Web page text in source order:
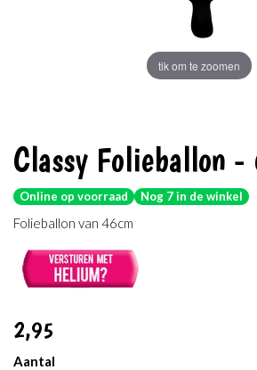
tik om te zoomen
Classy Folieballon
Online op voorraad Nog 7 in de winkel
Folieballon van 46cm
2,95
Aantal